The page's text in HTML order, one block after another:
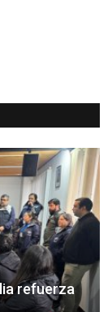
refuerza